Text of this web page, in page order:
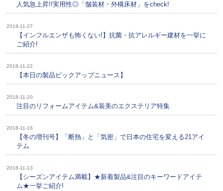
人気急上昇!!実用性◎「舗装材・外構床材」をcheck!
2018-11-27
【インフルエンザも怖くない!】抗菌・抗アレルギー建材を一挙に
ご紹介!
2018-11-22
【本日の製品ピックアップニュース】
2018-11-20
注目のリフォームアイテム&装美のエクステリア特集
2018-11-16
【冬の増刊号】「断熱」と「気密」で日本の住宅を変える21アイ
テム
2018-11-13
【シーズンアイテム満載】★新着製品&注目のキーワードアイテ
ム★一挙ご紹介!